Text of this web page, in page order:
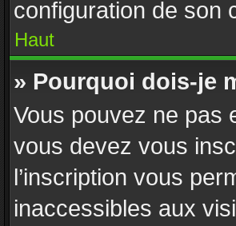
configuration de son
Haut
» Pourquoi dois-je
Vous pouvez ne pas
vous devez vous
l’inscription vous
inaccessibles aux